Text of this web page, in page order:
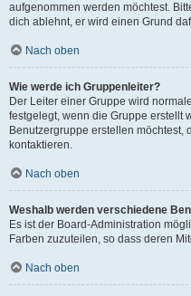
aufgenommen werden möchtest.
dich ablehnt, er wird einen Grund
Nach oben
Wie werde ich Gruppenleiter?
Der Leiter einer Gruppe wird
festgelegt, wenn die Gruppe erstellt
Benutzergruppe erstellen möchtest,
kontaktieren.
Nach oben
Weshalb werden verschiedene
Es ist der Board-Administration
Farben zuzuteilen, so dass deren
Nach oben